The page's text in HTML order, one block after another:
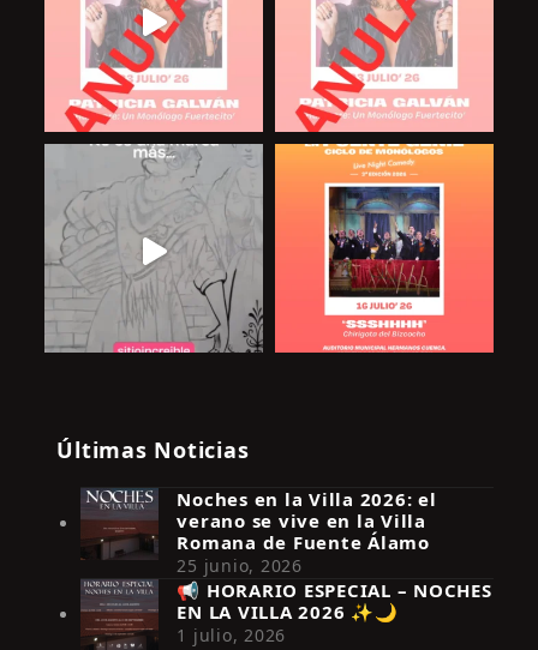
Síguenos en Instagram
Últimas Noticias
Noches en la Villa 2026: el
verano se vive en la Villa
Romana de Fuente Álamo
25 junio, 2026
📢 HORARIO ESPECIAL – NOCHES
EN LA VILLA 2026 ✨🌙
1 julio, 2026